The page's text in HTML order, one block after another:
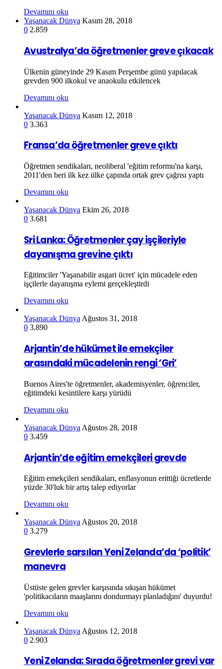
Devamını oku
Yaşanacak Dünya Kasım 28, 2018
0 2.859
Avustralya’da öğretmenler greve çıkacak
Ülkenin güneyinde 29 Kasım Perşembe günü yapılacak
grevden 900 ilkokul ve anaokulu etkilencek
Devamını oku
Yaşanacak Dünya Kasım 12, 2018
0 3.363
Fransa’da öğretmenler greve çıktı
Öğretmen sendikaları, neoliberal 'eğitim reformu'na karşı,
2011'den beri ilk kez ülke çapında ortak grev çağrısı yaptı
Devamını oku
Yaşanacak Dünya Ekim 26, 2018
0 3.681
Sri Lanka: Öğretmenler çay işçileriyle
dayanışma grevine çıktı
Eğitimciler 'Yaşanabilir asgari ücret' için mücadele eden
işçilerle dayanışma eylemi gerçekleştirdi
Devamını oku
Yaşanacak Dünya Ağustos 31, 2018
0 3.890
Arjantin’de hükümet ile emekçiler
arasındaki mücadelenin rengi ‘Gri’
Buenos Aires'te öğretmenler, akademisyenler, öğrenciler,
eğitimdeki kesintilere karşı yürüdü
Devamını oku
Yaşanacak Dünya Ağustos 28, 2018
0 3.459
Arjantin’de eğitim emekçileri grevde
Eğitim emekçileri sendikaları, enflasyonun erittiği ücretlerde
yüzde 30'luk bir artış talep ediyorlar
Devamını oku
Yaşanacak Dünya Ağustos 20, 2018
0 3.279
Grevlerle sarsılan Yeni Zelanda’da ‘politik’
manevra
Üstüste gelen grevler karşısında sıkışan hükümet
'politikacıların maaşlarını dondurmayı planladığını' duyurdu!
Devamını oku
Yaşanacak Dünya Ağustos 12, 2018
0 2.903
Yeni Zelanda: Sırada öğretmenler grevi var